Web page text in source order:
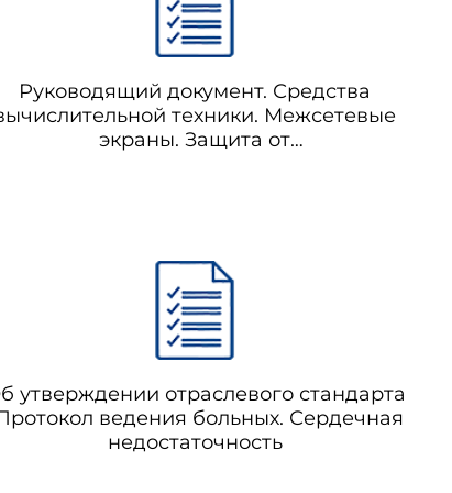
и печатью финансовых
Руководящий документ. Средства
техники. Межсетевые
экраны. Защита от
утверждении отраслевого стандарта
ведения больных. Сердечная
недостаточность